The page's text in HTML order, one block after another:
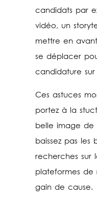
candidats par
vidéo, un
mettre en
se déplacer
candidature
Ces astuces
portez à la
belle image de
baissez pas les
recherches sur
plateformes de
gain de cause.